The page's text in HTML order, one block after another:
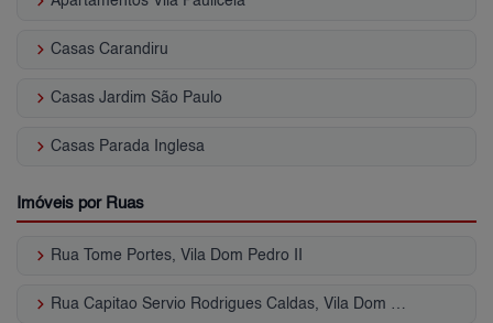
keyboard_arrow_right Casas Carandiru
keyboard_arrow_right Casas Jardim São Paulo
keyboard_arrow_right Casas Parada Inglesa
Imóveis por Ruas
keyboard_arrow_right Rua Tome Portes, Vila Dom Pedro II
keyboard_arrow_right